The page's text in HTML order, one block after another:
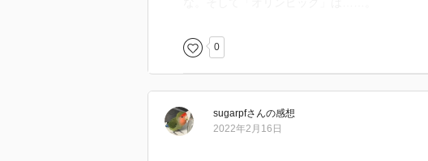
0
sugarpfさんの感想
2022年2月16日